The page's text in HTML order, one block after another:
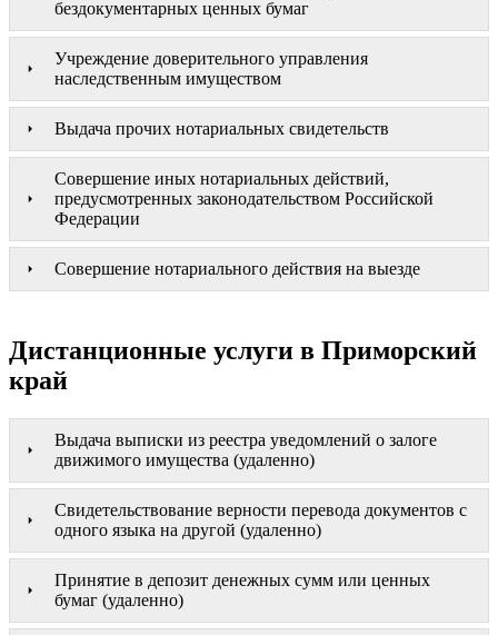
бездокументарных ценных бумаг
Учреждение доверительного управления
наследственным имуществом
Выдача прочих нотариальных свидетельств
Совершение иных нотариальных действий,
предусмотренных законодательством Российской
Федерации
Совершение нотариального действия на выезде
Дистанционные услуги в Приморский
край
Выдача выписки из реестра уведомлений о залоге
движимого имущества (удаленно)
Свидетельствование верности перевода документов с
одного языка на другой (удаленно)
Принятие в депозит денежных сумм или ценных
бумаг (удаленно)